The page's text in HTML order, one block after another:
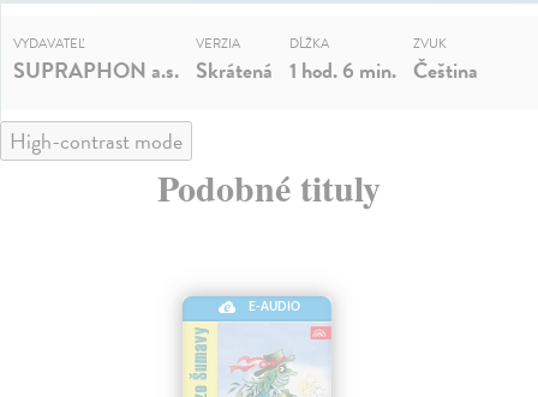
VYDAVATEĽ
SUPRAPHON a.s.
VERZIA
Skrátená
DĹŽKA
1 hod. 6 min.
ZVUK
Čeština
High-contrast mode
Podobné tituly
E-AUDIO